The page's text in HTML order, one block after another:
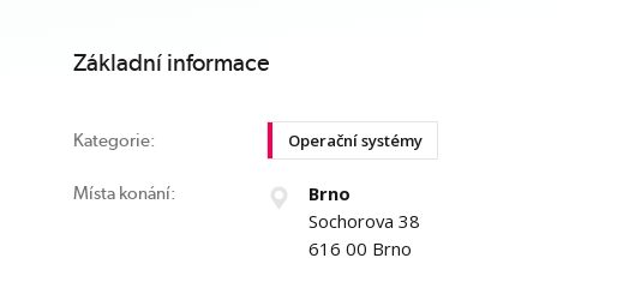
Základní informace
Kategorie: Operační systémy
Místa konání:
Brno
Sochorova 38
616 00 Brno